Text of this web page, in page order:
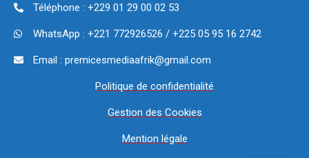
Téléphone : +229 01 29 00 02 53
WhatsApp : +221 772926526 / +225 05 95 16 2742
Email : premicesmediaafrik@gmail.com
Politique de confidentialité
Gestion des Cookies
Mention légale